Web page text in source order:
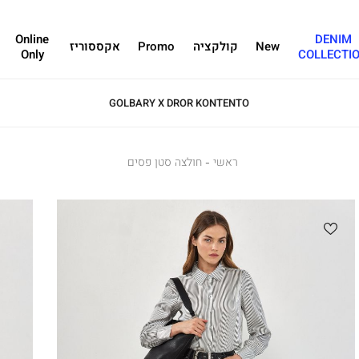
DENIM
New קולקציה Promo אקססוריז
Online
Only
GOLBARY X DROR KONTENTO
ראשי ראשי
חולצה סטן פסים